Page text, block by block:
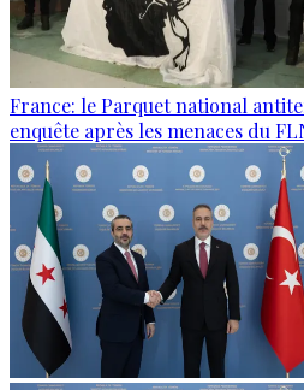
France: le Parquet national
enquête après les menaces du